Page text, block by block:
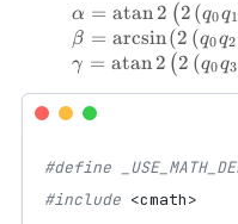
α = atan 2 (2(q0q1
β = arcsin(2 (q0q2
γ = atan 2 (2 (q0q3
#include <cmath>